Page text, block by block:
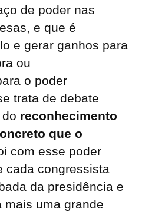
de poder nas
e que é
e gerar ganhos para
ou
o poder
trata de debate
reconhecimento
que o
com esse poder
cada congressista
da presidência e
mais uma grande